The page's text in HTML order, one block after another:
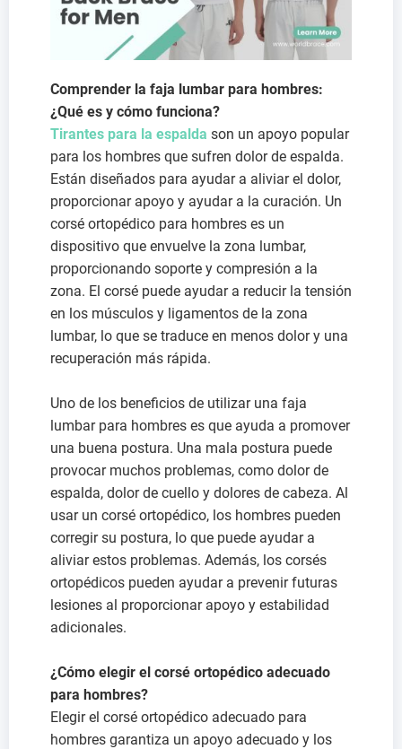
Comprender la faja lumbar para hombres:
¿Qué es y cómo funciona?
Tirantes para la espalda son un apoyo popular
para los hombres que sufren dolor de espalda.
Están diseñados para ayudar a aliviar el dolor,
proporcionar apoyo y ayudar a la curación. Un
corsé ortopédico para hombres es un
dispositivo que envuelve la zona lumbar,
proporcionando soporte y compresión a la
zona. El corsé puede ayudar a reducir la tensión
en los músculos y ligamentos de la zona
lumbar, lo que se traduce en menos dolor y una
recuperación más rápida.
Uno de los beneficios de utilizar una faja
lumbar para hombres es que ayuda a promover
una buena postura. Una mala postura puede
provocar muchos problemas, como dolor de
espalda, dolor de cuello y dolores de cabeza. Al
usar un corsé ortopédico, los hombres pueden
corregir su postura, lo que puede ayudar a
aliviar estos problemas. Además, los corsés
ortopédicos pueden ayudar a prevenir futuras
lesiones al proporcionar apoyo y estabilidad
adicionales.
¿Cómo elegir el corsé ortopédico adecuado
para hombres?
Elegir el corsé ortopédico adecuado para
hombres garantiza un apoyo adecuado y los